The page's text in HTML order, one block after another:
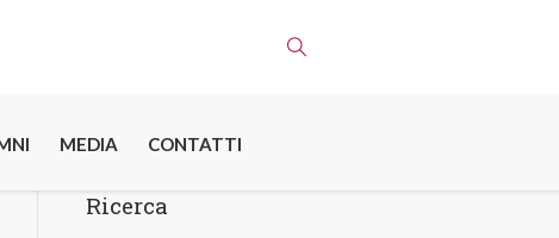
MEDIA CONTATTI
Ricerca